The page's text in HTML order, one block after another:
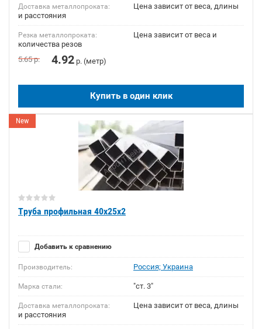
Доставка металлопроката:
Цена зависит от веса, длины
и расстояния
Резка металлопроката:
Цена зависит от веса и
количества резов
5.65р. 4.92 р. (метр)
Купить в один клик
New
Труба профильная 40х25х2
Добавить к сравнению
Производитель: Россия; Украина
Марка стали: "ст. 3"
Доставка металлопроката:
Цена зависит от веса, длины
и расстояния